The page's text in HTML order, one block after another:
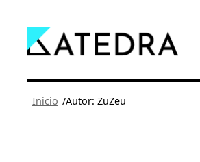
contenido
Inicio /Autor: ZuZeu